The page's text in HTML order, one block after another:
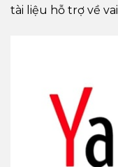
tài liệu hỗ trợ về